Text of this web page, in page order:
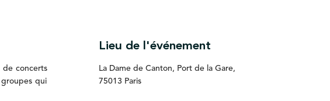
de concerts
groupesqui
Lieu de l'événement
La Dame de Canton, Port de la Gare,
75013 Paris